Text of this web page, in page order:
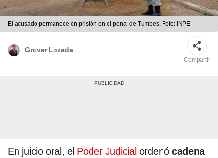
El acusado permanece en prisión en el penal de Tumbes. Foto: INPE
Grover Lozada
Compartir
En juicio oral, el Poder Judicial ordenó cadena